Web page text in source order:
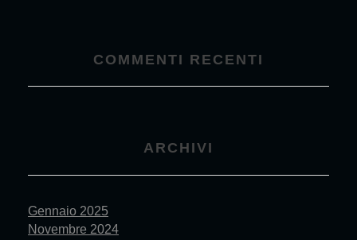
COMMENTI RECENTI
ARCHIVI
Gennaio 2025
Novembre 2024